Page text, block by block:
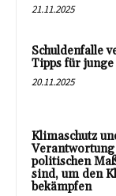
21.11.2025
Schuldenfalle
Tipps für junge
20.11.2025
Klimaschutz
politischen
sind, um den
bekämpfen